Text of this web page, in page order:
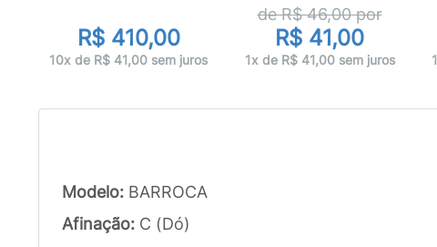
R$ 410,00
10x de R$ 41,00 sem juros
de R$46,00por
R$ 41,00
1x de R$ 41,00 sem juros
Modelo: BARROCA
Afinação: C (Dó)